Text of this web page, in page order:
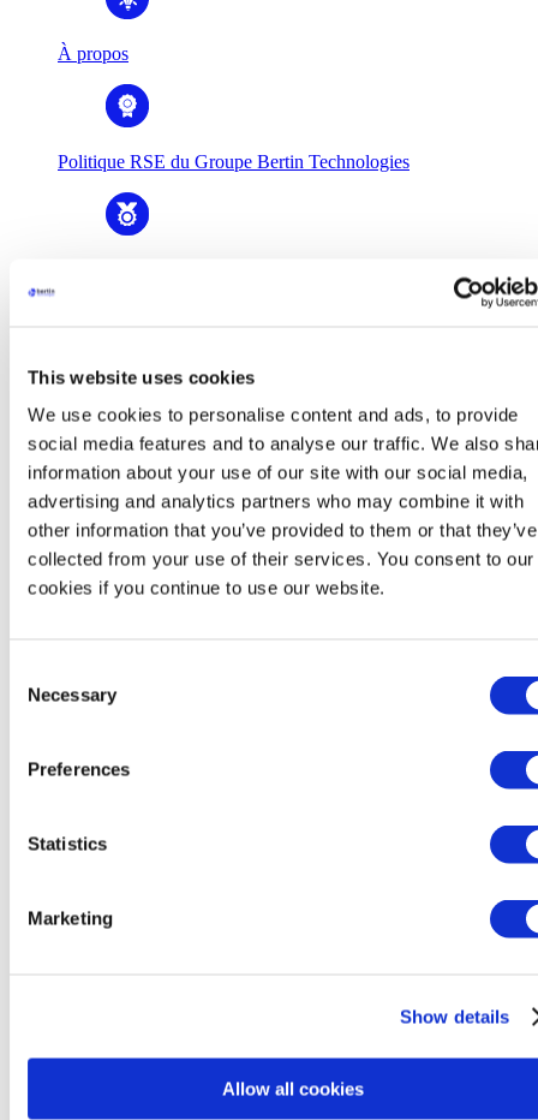
This website uses cookies
We use cookies to personalise content and ads, to provide
social media features and to analyse our traffic. We also
information about your use of our site with our social media,
advertising and analytics partners who may combine it with
other information that you’ve provided to them or that they’ve
collected from your use of their services. You consent to our
cookies if you continue to use our website.
Selection
Necessary
Preferences
Statistics
Marketing
Show details
Allow all cookies
À propos
Politique RSE du Groupe Bertin Technologies
Gouvernance
Business Units
Business Units
Bertin Alpao
Bertin Environics
Bertin Exensor
Bertin Health & Life Sciences
Filiales
Bertin Corp.
Bertin Environics
Bertin Italia